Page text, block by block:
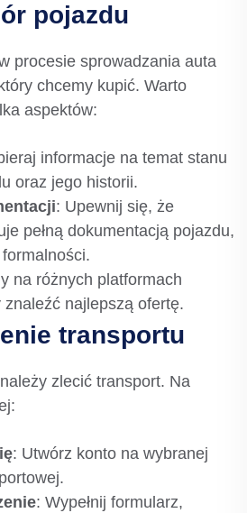
pojazdu
procesie sprowadzania auta
chcemy kupić. Warto
aspektów:
informacje na temat stanu
oraz jego historii.
: Upewnij się, że
pełną dokumentacją pojazdu,
na różnych platformach
najlepszą ofertę.
transportu
zlecić transport. Na
: Utwórz konto na wybranej
: Wypełnij formularz,